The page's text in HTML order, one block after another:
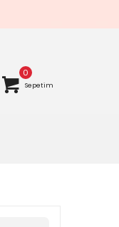
0
Sepetim